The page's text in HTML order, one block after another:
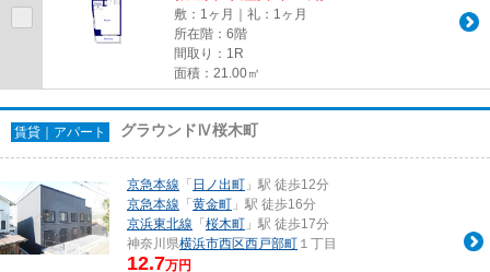
敷：1ヶ月｜礼：1ヶ月
所在階：6階
間取り：1R
面積：21.00㎡
賃貸｜アパート グラウンドⅣ桜木町
京急本線 「 日ノ出町 」駅 徒歩12分
京急本線 「 黄金町 」駅 徒歩16分
京浜東北線 「 桜木町 」駅 徒歩17分
神奈川県横浜市西区西戸部町 １丁目
12.7万円